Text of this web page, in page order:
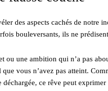
des aspects cachés de notre
bouleversants, ils ne
une ambition qui n’a pas
vous n’avez pas atteint.
ce rêve peut